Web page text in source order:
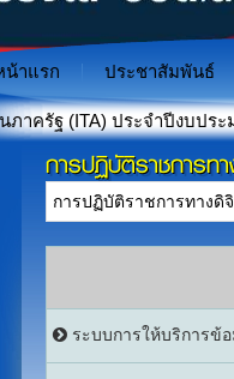
เกราะป้องกันภัยไซเบอร์สำหรั
ระจำปีงบประมาณ พ.ศ.
น้าแรก ประชาสัมพันธ์
การปฏิบัติราชการท
ระบบการให้บริการ